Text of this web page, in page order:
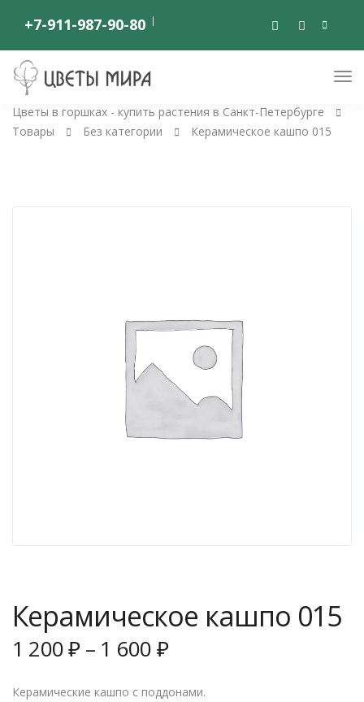
+7-911-987-90-80
Цветы в горшках - купить растения в Санкт-Петербурге
Товары
Без категории Керамическое кашпо 015
Керамическое кашпо 015
1 200₽ – 1 600₽
Керамические кашпо с поддонами.